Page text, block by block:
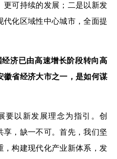
更可持续的发展；二是以新发
代化区域性中心城市，全面提
济已由高速增长阶段转向高
徽省经济大市之一，是如何谋
要以新发展理念为指引。创
享，缺一不可。首先，我们坚
，构建现代化产业新体系，发